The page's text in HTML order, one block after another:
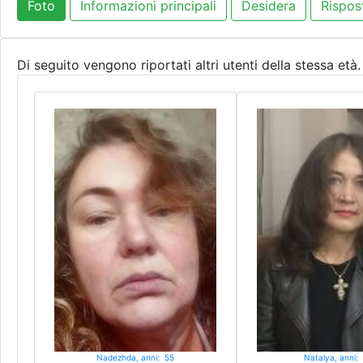
Foto Informazioni principali Desidera
Di seguito vengono riportati altri utenti della stessa
Nadezhda, anni: 55 Natalya, anni: